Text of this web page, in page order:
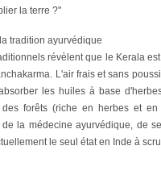
la terre ?"
tradition ayurvédique
révèlent que le Kerala
L'air frais et sans
les huiles à base
des forêts (riche en herbes et
de la médecine ayurvédique, de
le seul état en Inde à